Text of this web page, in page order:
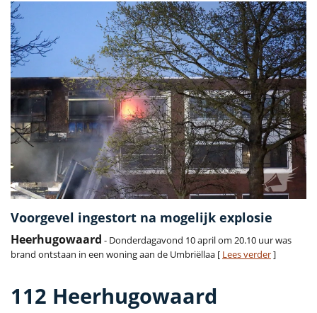
Voorgevel ingestort na mogelijk explosie
Heerhugowaard - Donderdagavond 10 april om 20.10 uur was
brand ontstaan in een woning aan de Umbriëllaa [ Lees verder]
112 Heerhugowaard